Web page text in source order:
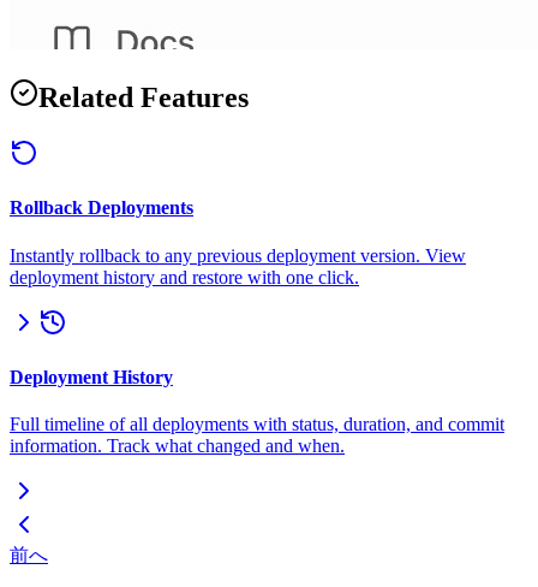
Related Features
Rollback Deployments
Instantly rollback to any previous deployment version. View
deployment history and restore with one click.
Deployment History
Full timeline of all deployments with status, duration, and commit
information. Track what changed and when.
前へ